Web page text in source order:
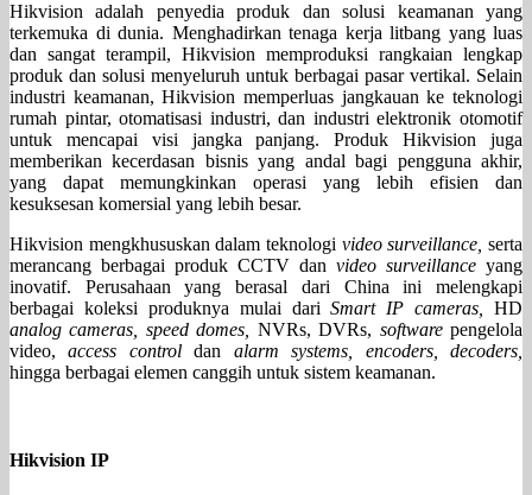
Hikvision adalah penyedia produk dan solusi keamanan yang
terkemuka di dunia. Menghadirkan tenaga kerja litbang yang luas
dan sangat terampil, Hikvision memproduksi rangkaian lengkap
produk dan solusi menyeluruh untuk berbagai pasar vertikal. Selain
industri keamanan, Hikvision memperluas jangkauan ke teknologi
rumah pintar, otomatisasi industri, dan industri elektronik otomotif
untuk mencapai visi jangka panjang. Produk Hikvision juga
memberikan kecerdasan bisnis yang andal bagi pengguna akhir,
yang dapat memungkinkan operasi yang lebih efisien dan
kesuksesan komersial yang lebih besar.
Hikvision mengkhususkan dalam teknologi video surveillance, serta
merancang berbagai produk CCTV dan video surveillance yang
inovatif. Perusahaan yang berasal dari China ini melengkapi
berbagai koleksi produknya mulai dariSmart IP cameras, HD
analog cameras, speed domes, NVRs, DVRs, softwarepengelola
video,access controldan alarm systems, encoders, decoders,
hingga berbagai elemen canggih untuk sistem keamanan.
Hikvision IP